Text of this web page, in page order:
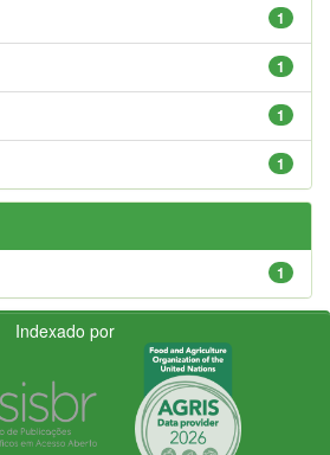
1
1
1
1
1
Indexado por